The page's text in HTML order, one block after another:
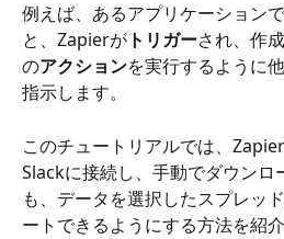
例えば、あるアプリケーション
と、Zapierが トリガーされ、作
のアクションを実行するように
指示します。
このチュートリアルでは、
Slackに接続し、手動でダウンロ
も、データを選択したスプレッ
ートできるようにする方法を紹介